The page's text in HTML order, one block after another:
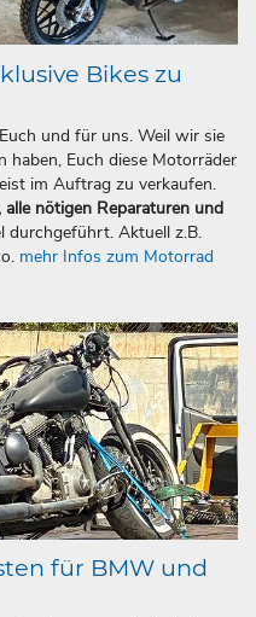
Bikes zu
und für uns. Weil wir sie
haben, Euch diese Motorräder
im Auftrag zu verkaufen.
nötigen Reparaturen und
durchgeführt. Aktuell z.B.
mehr Infos zum Motorrad
für BMW und